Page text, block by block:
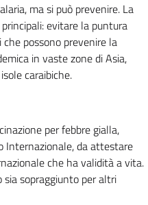
ma si può prevenire. La
evitare la puntura
possono prevenire la
in vaste zone di Asia,
caraibiche.
per febbre gialla,
Internazionale, da attestare
che ha validità a vita.
sia sopraggiunto per altri